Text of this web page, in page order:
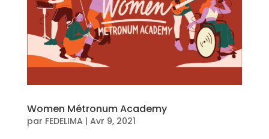
Women Métronum Academy
par FEDELIMA | Avr 9, 2021